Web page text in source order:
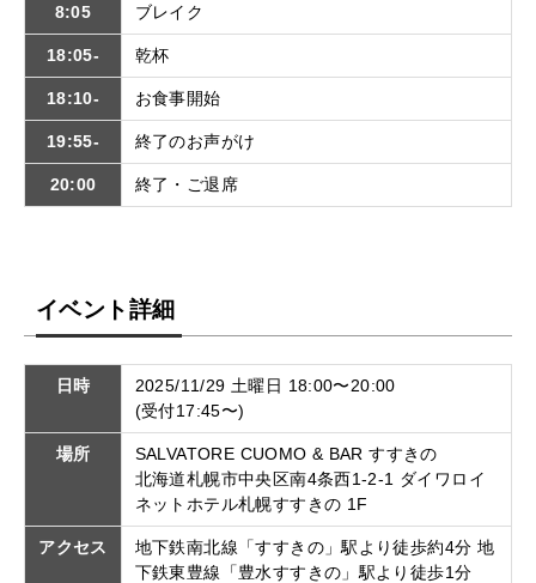
8:05
ブレイク
18:05- 乾杯
18:10- お食事開始
19:55- 終了のお声がけ
20:00 終了・ご退席
イベント詳細
日時
2025/11/29 土曜日 18:00〜20:00
(受付17:45〜)
場所
SALVATORE CUOMO & BAR すすきの
北海道札幌市中央区南4条西1-2-1 ダイワロイ
ネットホテル札幌すすきの 1F
アクセス
地下鉄南北線「すすきの」駅より徒歩約4分 地
下鉄東豊線「豊水すすきの」駅より徒歩1分